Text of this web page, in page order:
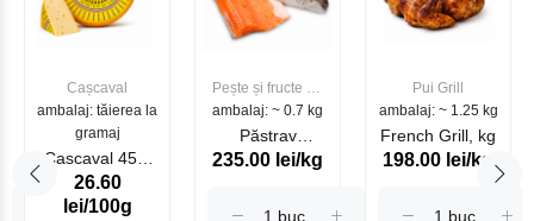
Cașcaval
ambalaj: tăierea la
gramaj
Cascaval 45%
Maasdam
Sublime Cow
26.60
lei/100g
Pește și fructe de
mare
ambalaj: ~ 0.7 kg
Păstrav
Somonat
235.00 lei/kg
Pui Grill
ambalaj: ~ 1.25 kg
French Grill, kg
198.00 lei/kg